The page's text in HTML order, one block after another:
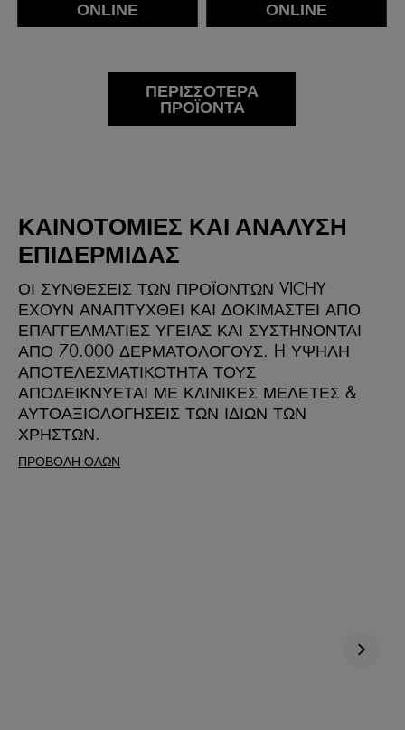
ONLINE
ONLINE
ΠΕΡΙΣΣΌΤΕΡΑ
ΠΡΟΪΌΝΤΑ
ΚΑΙΝΟΤΟΜΙΕΣ ΚΑΙ ΑΝΑΛΥΣΗ
ΕΠΙΔΕΡΜΙΔΑΣ
ΟΙ ΣΥΝΘΕΣΕΙΣ ΤΩΝ ΠΡΟΪΟΝΤΩΝ VICHY
ΕΧΟΥΝ ΑΝΑΠΤΥΧΘΕΙ ΚΑΙ ΔΟΚΙΜΑΣΤΕΙ ΑΠΟ
ΕΠΑΓΓΕΛΜΑΤΙΕΣ ΥΓΕΙΑΣ ΚΑΙ ΣΥΣΤΗΝΟΝΤΑΙ
ΑΠΟ 70.000 ΔΕΡΜΑΤΟΛΟΓΟΥΣ. H ΥΨΗΛΗ
ΑΠΟΤΕΛΕΣΜΑΤΙΚΟΤΗΤΑ ΤΟΥΣ
ΑΠΟΔΕΙΚΝΥΕΤΑΙ ΜΕ ΚΛΙΝΙΚΕΣ ΜΕΛΕΤΕΣ &
ΑΥΤΟΑΞΙΟΛΟΓΗΣΕΙΣ ΤΩΝ ΙΔΙΩΝ ΤΩΝ
ΧΡΗΣΤΩΝ​.
ΠΡΟΒΟΛΗ ΟΛΩΝ